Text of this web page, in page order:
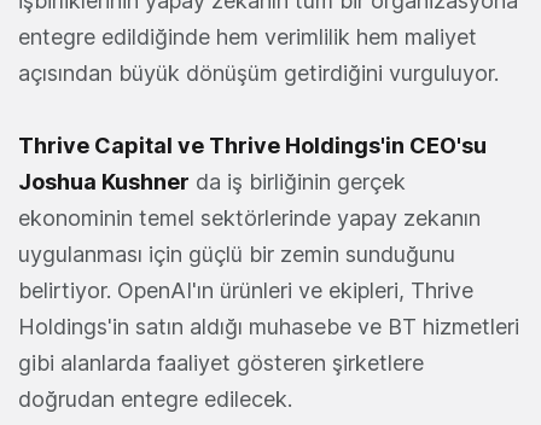
entegre edildiğinde hem verimlilik hem maliyet
açısından büyük dönüşüm getirdiğini vurguluyor.
Thrive Capital ve Thrive Holdings'in CEO'su
Joshua Kushner da iş birliğinin gerçek
ekonominin temel sektörlerinde yapay zekanın
uygulanması için güçlü bir zemin sunduğunu
belirtiyor. OpenAI'ın ürünleri ve ekipleri, Thrive
Holdings'in satın aldığı muhasebe ve BT hizmetleri
gibi alanlarda faaliyet gösteren şirketlere
doğrudan entegre edilecek.